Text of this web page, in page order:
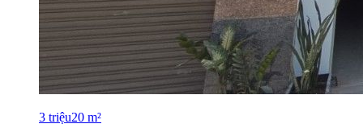
3 triệu20 m²